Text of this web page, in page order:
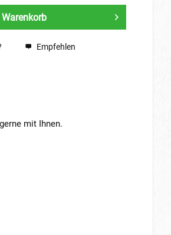
Warenkorb
Empfehlen
mit Ihnen.